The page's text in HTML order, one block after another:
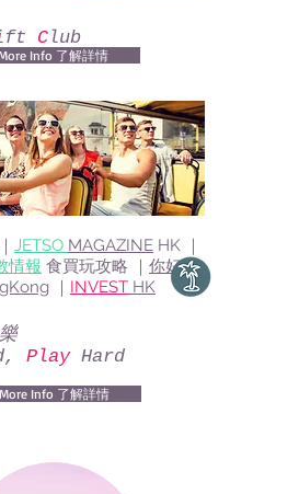
C lub
Info 了解詳情
｜ JETSO MAGAZINE HK
｜
情報 食買玩攻略 ｜ 你好香
｜ INVEST HK
PlayHard
More Info 了解詳情